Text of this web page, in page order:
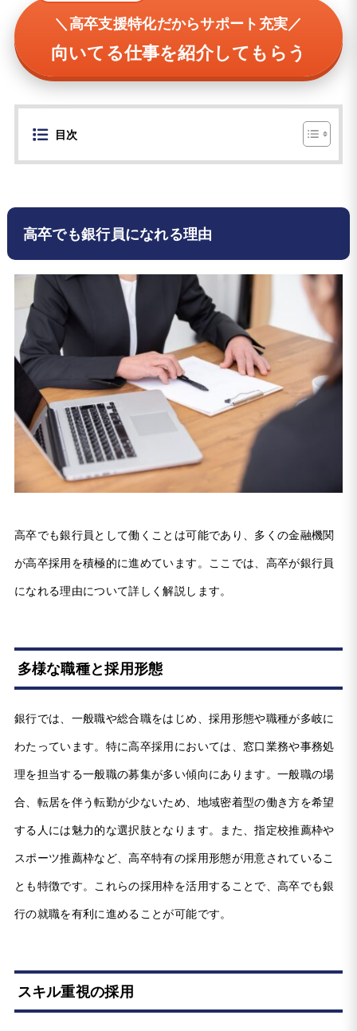
＼高卒支援特化だからサポート充実／
向いてる仕事を紹介してもらう
目次
高卒でも銀行員になれる理由
高卒でも銀行員として働くことは可能であり、多くの金融機関
が高卒採用を積極的に進めています。ここでは、高卒が銀行員
になれる理由について詳しく解説します。
多様な職種と採用形態
銀行では、一般職や総合職をはじめ、採用形態や職種が多岐に
わたっています。特に高卒採用においては、窓口業務や事務処
理を担当する一般職の募集が多い傾向にあります。一般職の場
合、転居を伴う転勤が少ないため、地域密着型の働き方を希望
する人には魅力的な選択肢となります。また、指定校推薦枠や
スポーツ推薦枠など、高卒特有の採用形態が用意されているこ
とも特徴です。これらの採用枠を活用することで、高卒でも銀
行の就職を有利に進めることが可能です。
スキル重視の採用